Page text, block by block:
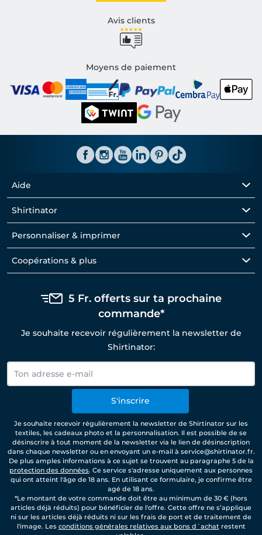
Avis clients
Moyens de paiement
Aide
Shirtinator
Personnaliser & imprimer
Coopérations & plus
5 Fr. offerts sur ta prochaine
commande*
Je souhaite recevoir régulièrement la newsletter de
Shirtinator:
S'inscrire
Je souhaite recevoir régulièrement la newsletter de Shirtinator sur les
textiles, les cadeaux photo et la personnalisation. Il est possible de se
désinscrire à tout moment de la newsletter via le lien de désinscription
dans chaque newsletter ou en envoyant un e-mail à service@shirtinator.fr.
De plus amples informations à ce sujet se trouvent au paragraphe 5 de la
protection des données. Ce service s'adresse uniquement aux personnes
qui ont atteint l'âge de 18 ans. En utilisant ce formulaire, je confirme être
agé de 18 ans.
*Le montant de votre commande doit être au minimum de 30 € (hors
articles déjà réduits) pour bénéficier de l'offre. Cette offre ne s’applique
ni sur les articles déjà réduits ni sur les frais de port et de traitement de
l'image. Les conditions générales relatives aux bons d´achatrestent